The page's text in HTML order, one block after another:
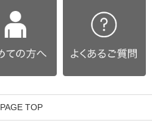
PAGE TOP